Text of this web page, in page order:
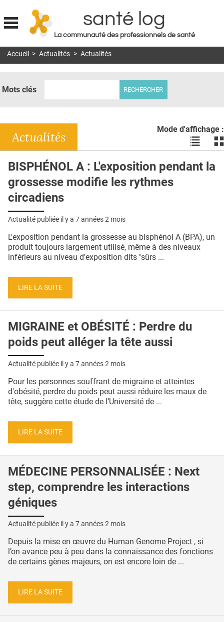
Jump to navigation
santé log
La communauté des professionnels de santé
MON COMPTE
DOSSIERS
RÉSEAUX
E-REVUE SAD
THÉMA
L'APP
PUBLICITÉ
CONTACT
Accueil > Actualités > Actualités
Mots clés
Mode d'affichage :
Voir
les
en
les
Actualités
BISPHÉNOL A : L'exposition pendant la
grossesse modifie les rythmes
circadiens
Actualité publiée il y a 7 années 2 mois
L'exposition pendant la grossesse au bisphénol A (BPA), un
produit toujours largement utilisé, même à des niveaux
inférieurs au niveau d'exposition dits "sûrs ...
LIRE LA SUITE
MIGRAINE et OBÉSITÉ : Perdre du
poids peut alléger la tête aussi
Actualité publiée il y a 7 années 2 mois
Pour les personnes souffrant de migraine et atteintes
d'obésité, perdre du poids peut aussi réduire les maux de
tête, suggère cette étude de l’Université de ...
LIRE LA SUITE
MÉDECINE PERSONNALISÉE : Next
step, comprendre les interactions
géniques
Actualité publiée il y a 7 années 2 mois
Depuis la mise en œuvre du Human Genome Project , si
l’on avance peu à peu dans la connaissance des fonctions
de certains gènes majeurs, on est encore loin de ...
LIRE LA SUITE